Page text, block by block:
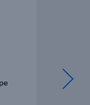
Oasis of
Liberty